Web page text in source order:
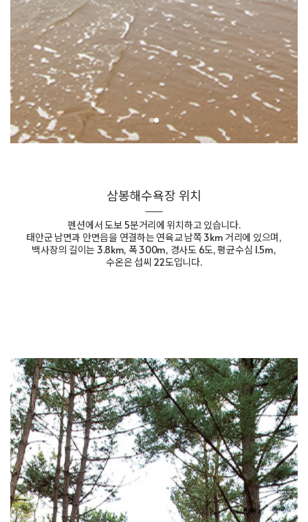
삼봉해수욕장 위치
펜션에서 도보 5분거리에 위치하고 있습니다.
태안군 남면과 안면읍을 연결하는 연육교 남쪽 3km 거리에 있으며,
백사장의 길이는 3.8km, 폭 300m, 경사도 6도, 평균수심 1.5m,
수온은 섭씨 22도입니다.